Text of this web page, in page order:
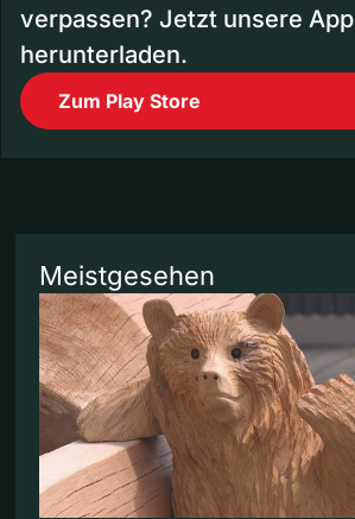
verpassen? Jetzt unsere App
herunterladen.
Zum Play Store
Meistgesehen